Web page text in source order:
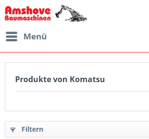
Menü
Produkte von Komatsu
Filtern